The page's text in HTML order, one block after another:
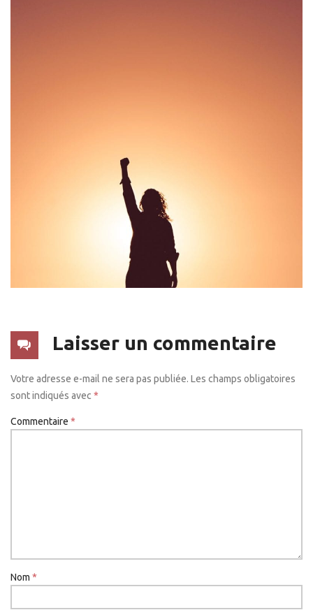
Laisser un commentaire
Votre adresse e-mail ne sera pas publiée. Les champs obligatoires
sont indiqués avec *
Commentaire *
Nom *